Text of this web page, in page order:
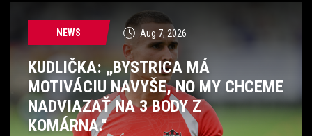
NEWS Aug 7, 2026
KUDLIČKA: „BYSTRICA MÁ
MOTIVÁCIU NAVYŠE, NO MY CHCEME
NADVIAZAŤ NA 3 BODY Z
KOMÁRNA.“